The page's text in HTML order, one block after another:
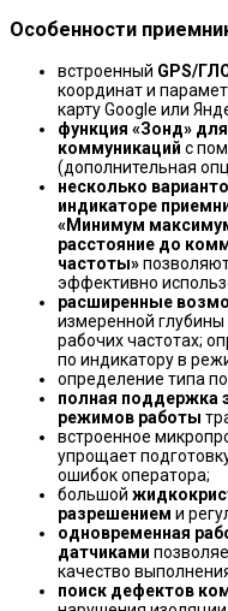
Особенности
встроенный GPS/
координат и
карту Google или
функция «Зонд»
коммуникаций с
(дополнительная
несколько
индикаторе
«Минимум
расстояние до
частоты»
эффективно
расширенные
измеренной глубины
рабочих частотах;
по индикатору в
определение типа
полная поддержка
режимов работы
встроенное
упрощает
ошибок оператора;
большой
разрешением и
одновременная
датчиками
качество
поиск дефектов